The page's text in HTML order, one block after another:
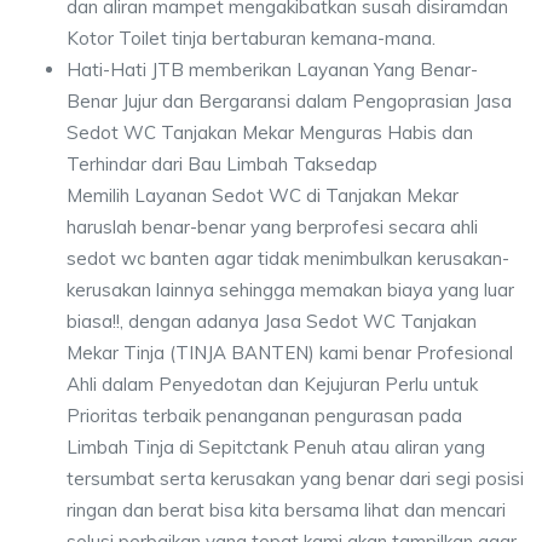
dan aliran mampet mengakibatkan susah disiramdan
Kotor Toilet tinja bertaburan kemana-mana.
Hati-Hati JTB memberikan Layanan Yang Benar-
Benar Jujur dan Bergaransi dalam Pengoprasian Jasa
Sedot WC Tanjakan Mekar Menguras Habis dan
Terhindar dari Bau Limbah Taksedap
Memilih Layanan Sedot WC di Tanjakan Mekar
haruslah benar-benar yang berprofesi secara ahli
sedot wc banten agar tidak menimbulkan kerusakan-
kerusakan lainnya sehingga memakan biaya yang luar
biasa!!, dengan adanya Jasa Sedot WC Tanjakan
Mekar Tinja (TINJA BANTEN) kami benar Profesional
Ahli dalam Penyedotan dan Kejujuran Perlu untuk
Prioritas terbaik penanganan pengurasan pada
Limbah Tinja di Sepitctank Penuh atau aliran yang
tersumbat serta kerusakan yang benar dari segi posisi
ringan dan berat bisa kita bersama lihat dan mencari